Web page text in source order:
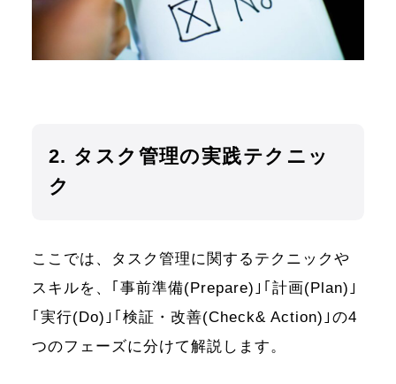
2. タスク管理の実践テクニッ
ク
ここでは、タスク管理に関するテクニックや
スキルを、｢事前準備(Prepare)｣｢計画(Plan)｣
｢実行(Do)｣｢検証・改善(Check& Action)｣の4
つのフェーズに分けて解説します。